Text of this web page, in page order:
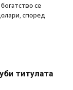
се
според
титулата